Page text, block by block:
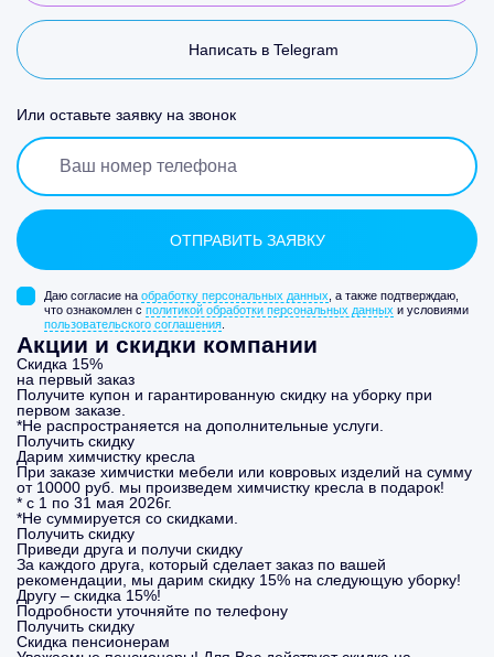
Написать в Telegram
Или оставьте заявку на звонок
Даю согласие на обработку персональных данных , а также подтверждаю,
что ознакомлен с политикой обработки персональных данных и условиями
пользовательского соглашения
Акции и скидки компании
Скидка 15%
на первый заказ
Получите купон и гарантированную скидку на уборку при
первом заказе.
*Не распространяется на дополнительные услуги.
Получить скидку
Дарим химчистку кресла
При заказе химчистки мебели или ковровых изделий на сумму
от 10000 руб. мы произведем химчистку кресла в подарок!
* с 1 по 31 мая 2026г.
*Не суммируется со скидками.
Получить скидку
Приведи друга и получи скидку
За каждого друга, который сделает заказ по вашей
рекомендации, мы дарим скидку 15% на следующую уборку!
Другу – скидка 15%!
Подробности уточняйте по телефону
Получить скидку
Скидка пенсионерам